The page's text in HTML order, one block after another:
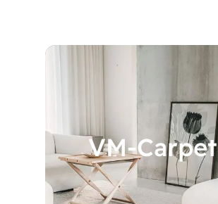
VM-Carpet